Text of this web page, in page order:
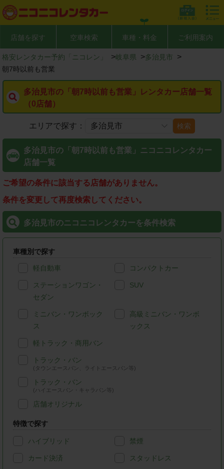
店舗を探す 空車検索 車種・料金 ご利用案内
格安レンタカー予約「ニコレン」 >岐阜県 >多治見市 >
朝7時以前も営業
多治見市の「朝7時以前も営業」レンタカー店舗一覧
（0店舗）
エリアで探す： 検索
多治見市の「朝7時以前も営業」ニコニコレンタカー
店舗一覧
ご希望の条件に該当する店舗がありません。
条件を変更して再度検索してください。
多治見市のニコニコレンタカーを条件検索
車種別で探す
軽自動車 コンパクトカー
ステーションワゴン・
セダン
SUV
ミニバン・ワンボック
ス
高級ミニバン・ワンボ
ックス
軽トラック・商用バン
トラック・バン
(タウンエースバン、ライトエースバン等)
トラック・バン
(ハイエースバン・キャラバン等)
店舗オリジナル
特徴で探す
ハイブリッド 禁煙
カード決済 スタッドレス